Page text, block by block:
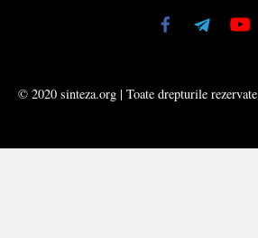
© 2020 sinteza.org | Toate drepturile rezervate